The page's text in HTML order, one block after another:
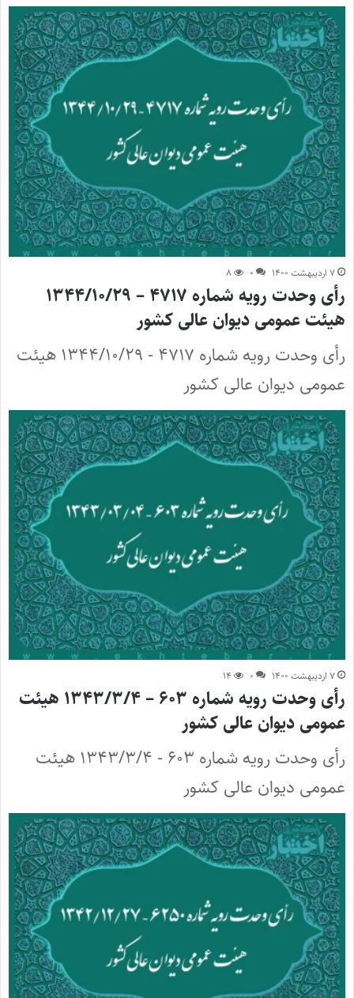
۷ اردیبهشت ۱۴۰۰ ۰ ۸
رأی وحدت رویه شماره ۴۷۱۷ – ۱۳۴۴/۱۰/۲۹
هیئت عمومی دیوان عالی کشور
رأی وحدت رویه شماره ۴۷۱۷ - ۱۳۴۴/۱۰/۲۹ هیئت
عمومی دیوان عالی کشور
۷ اردیبهشت ۱۴۰۰ ۰ ۱۴
رأی وحدت رویه شماره ۶۰۳ – ۱۳۴۳/۳/۴ هیئت
عمومی دیوان عالی کشور
رأی وحدت رویه شماره ۶۰۳ - ۱۳۴۳/۳/۴ هیئت
عمومی دیوان عالی کشور